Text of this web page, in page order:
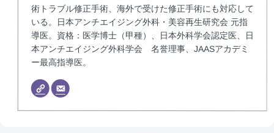
術トラブル修正手術、海外で受けた修正手術にも対応して
いる。日本アンチエイジング外科・美容再生研究会 元指
導医。資格：医学博士（甲種）、日本外科学会認定医、日
本アンチエイジング外科学会 名誉理事、JAASアカデミ
ー最高指導医。